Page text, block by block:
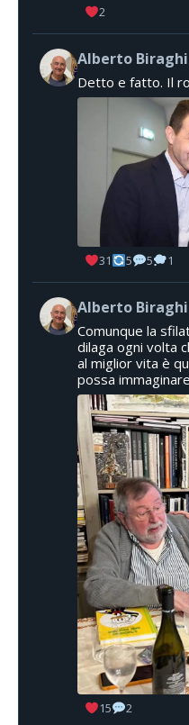
2
Alberto Biraghi
Detto e fatto. Il
31 5 5 1
Alberto Biraghi
Comunque la
dilaga ogni volta
al miglior vita è
possa immaginare
15 2